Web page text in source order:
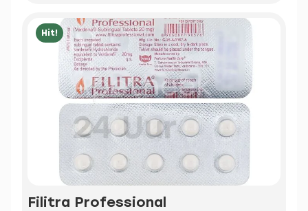
Hit!
Filitra Professional